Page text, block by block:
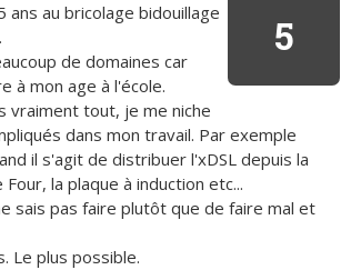
5
ans au bricolage bidouillage
de domaines car
à mon age à l'école.
vraiment tout, je me niche
dans mon travail. Par exemple
il s'agit de distribuer l'xDSL depuis la
la plaque à induction etc...
sais pas faire plutôt que de faire mal et
Le plus possible.